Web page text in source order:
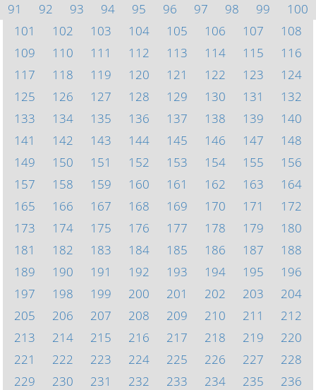
91
92 93 94 95 96 97 98 99
100
101
102 103 104 105 106 107
108
109
110 111 112 113 114 115
116
117
118 119 120 121 122 123
124
125
126 127 128 129 130 131
132
133
134 135 136 137 138 139
140
141
142 143 144 145 146 147
148
149
150 151 152 153 154 155
156
157
158 159 160 161 162 163
164
165
166 167 168 169 170 171
172
173
174 175 176 177 178 179
180
181
182 183 184 185 186 187
188
189
190 191 192 193 194 195
196
197
198 199 200 201 202 203
204
205
206 207 208 209 210 211
212
213
214 215 216 217 218 219
220
221
222 223 224 225 226 227
228
229
230 231 232 233 234 235
236